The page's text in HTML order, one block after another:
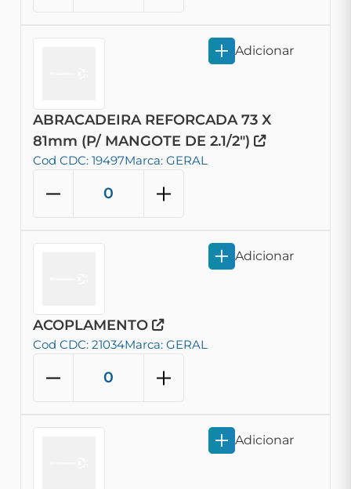
ABRACADEIRA REFORCADA 73 X
81mm (P/ MANGOTE DE 2.1/2")
Cod CDC: 19497Marca: GERAL
Adicionar
ACOPLAMENTO
Cod CDC: 21034Marca: GERAL
Adicionar
Adicionar